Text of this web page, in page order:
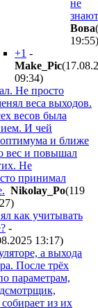
не
Boвa
19:55)
+1 -
Make_Pic
09:34)
Не просто
веса выходов.
весов была
И чей
и ближе
вес и повышал
Не
принимал
Nikolay_Po(119
)
как учитывать
-
13:17)
а выхода
После трёх
параметрам,
из их